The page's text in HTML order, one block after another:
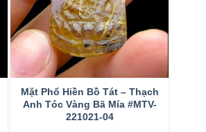
Mặt Phổ Hiền Bồ Tát – Thạch
Anh Tóc Vàng Bã Mía #MTV-
221021-04